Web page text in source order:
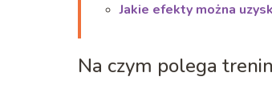
Jakie efekty można
Na czym polega